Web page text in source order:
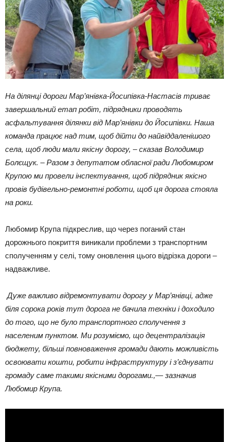
На ділянці дороги Мар’янівка-Йосипівка-Настасів триває
завершальний етап робіт, підрядники проводять
асфальтування ділянки від Мар’янівки до Йосипівки. Наша
команда працює над тим, щоб дійти до найвіддаленішого
села, щоб люди мали якісну дорогу, – сказав Володимир
Болєщук. – Разом з депутатом обласної ради Любомиром
Крупою ми провели інспектування, щоб підрядник якісно
провів будівельно-ремонтні роботи, щоб ця дорога стояла
на роки.
Любомир Крупа підкреслив, що через поганий стан
дорожнього покриття виникали проблеми з транспортним
сполученням у селі, тому оновлення цього відрізка дороги –
надважливе.
Дуже важливо відремонтувати дорогу у Мар’янівці, адже
біля сорока років тут дорога не бачила техніки і доходило
до того, що не було транспортного сполучення з
населеним пунктом. Ми розуміємо, що децентралізація
бюджету, більші повноваження громади дають можливість
освоювати кошти, робити інфраструктуру і з’єднувати
громаду саме такими якісними дорогами.,— зазначив
Любомир Крупа.